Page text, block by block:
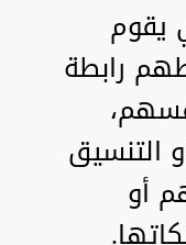
يقوم
رابطة
التنسيق
أو